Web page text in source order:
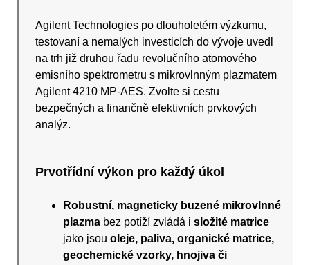
Agilent Technologies po dlouholetém výzkumu,
testovaní a nemalých investicích do vývoje uvedl
na trh již druhou řadu revolučního atomového
emisního spektrometru s mikrovlnným plazmatem
Agilent 4210 MP-AES. Zvolte si cestu
bezpečných a finančně efektivních prvkových
analýz.
Prvotřídní výkon pro každý úkol
Robustní, magneticky buzené mikrovlnné
plazma bez potíží zvládá isložité matrice
jako jsouoleje, paliva, organické matrice,
geochemické vzorky, hnojiva či